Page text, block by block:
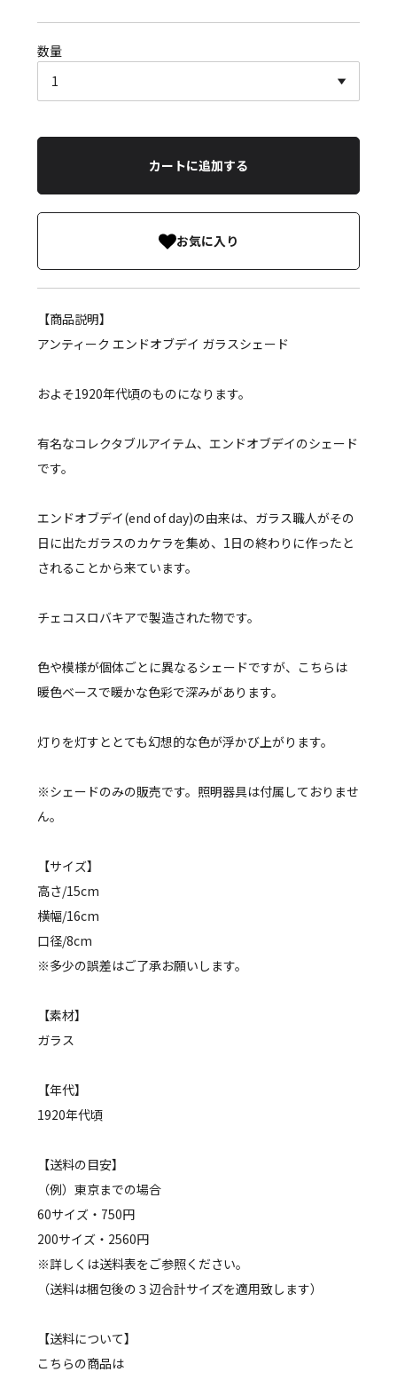
数量
カートに追加する
お気に入り
【商品説明】
アンティーク エンドオブデイ ガラスシェード
およそ1920年代頃のものになります。
有名なコレクタブルアイテム、エンドオブデイのシェード
です。
エンドオブデイ(end of day)の由来は、ガラス職人がその
日に出たガラスのカケラを集め、1日の終わりに作ったと
されることから来ています。
チェコスロバキアで製造された物です。
色や模様が個体ごとに異なるシェードですが、こちらは
暖色ベースで暖かな色彩で深みがあります。
灯りを灯すととても幻想的な色が浮かび上がります。
※シェードのみの販売です。照明器具は付属しておりませ
ん。
【サイズ】
高さ/15cm
横幅/16cm
口径/8cm
※多少の誤差はご了承お願いします。
【素材】
ガラス
【年代】
1920年代頃
【送料の目安】
（例）東京までの場合
60サイズ・750円
200サイズ・2560円
※詳しくは送料表をご参照ください。
（送料は梱包後の３辺合計サイズを適用致します）
【送料について】
こちらの商品は